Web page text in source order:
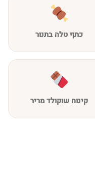
כתף טלה בתנור
קינוח שוקולד מריר